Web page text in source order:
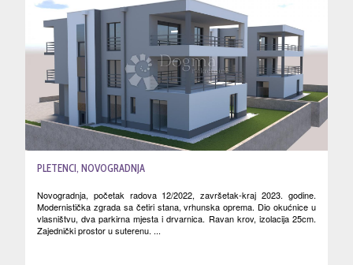
PLETENCI, NOVOGRADNJA
Novogradnja, početak radova 12/2022, završetak-kraj 2023. godine.
Modernistička zgrada sa četiri stana, vrhunska oprema. Dio okućnice u
vlasništvu, dva parkirna mjesta i drvarnica. Ravan krov, izolacija 25cm.
Zajednički prostor u suterenu. ...